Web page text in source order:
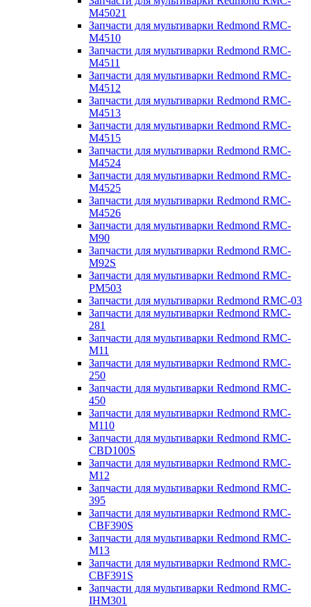
M45021
Запчасти для мультиварки Redmond RMC-
M4510
Запчасти для мультиварки Redmond RMC-
M4511
Запчасти для мультиварки Redmond RMC-
M4512
Запчасти для мультиварки Redmond RMC-
M4513
Запчасти для мультиварки Redmond RMC-
M4515
Запчасти для мультиварки Redmond RMC-
M4524
Запчасти для мультиварки Redmond RMC-
M4525
Запчасти для мультиварки Redmond RMC-
M4526
Запчасти для мультиварки Redmond RMC-
M90
Запчасти для мультиварки Redmond RMC-
M92S
Запчасти для мультиварки Redmond RMC-
PM503
Запчасти для мультиварки Redmond RMC-03
Запчасти для мультиварки Redmond RMC-
281
Запчасти для мультиварки Redmond RMC-
M11
Запчасти для мультиварки Redmond RMC-
250
Запчасти для мультиварки Redmond RMC-
450
Запчасти для мультиварки Redmond RMC-
M110
Запчасти для мультиварки Redmond RMC-
CBD100S
Запчасти для мультиварки Redmond RMC-
M12
Запчасти для мультиварки Redmond RMC-
395
Запчасти для мультиварки Redmond RMC-
CBF390S
Запчасти для мультиварки Redmond RMC-
M13
Запчасти для мультиварки Redmond RMC-
CBF391S
Запчасти для мультиварки Redmond RMC-
IHM301